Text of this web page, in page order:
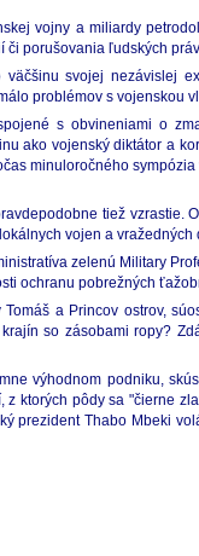
vojny a miliardy
porušovania ľudských
svojej nezávislej
problémov s vojenskou
s obvineniami o
ako vojenský diktátor a
minuloročného
tiež
vojen a
zelenú Military
ochranu pobrežných
a Princov ostrov,
so zásobami ropy?
výhodnom podniku,
ktorých pôdy sa "čierne
Thabo Mbeki